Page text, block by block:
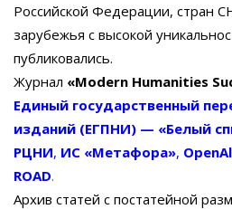
Российской Федерации, стран
зарубежья с высокой
публиковались.
Журнал «Modern Humanities
Единый государственный
изданий (ЕГПНИ) — «Белый
РЦНИ, ИС «Метафора»,
ROAD.
Архив статей с постатейной